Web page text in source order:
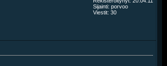
Sijainti: porvoo
Viestit: 30